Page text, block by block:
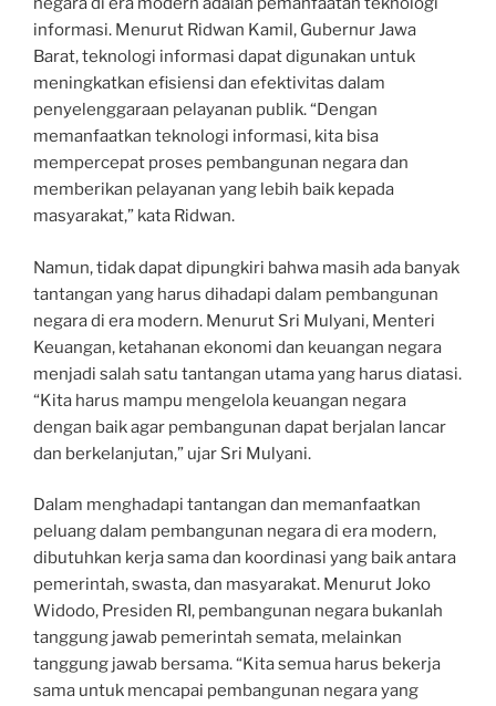
informasi. Menurut Ridwan Kamil, Gubernur Jawa
Barat, teknologi informasi dapat digunakan untuk
meningkatkan efisiensi dan efektivitas dalam
penyelenggaraan pelayanan publik. “Dengan
memanfaatkan teknologi informasi, kita bisa
mempercepat proses pembangunan negara dan
memberikan pelayanan yang lebih baik kepada
masyarakat,” kata Ridwan.
Namun, tidak dapat dipungkiri bahwa masih ada banyak
tantangan yang harus dihadapi dalam pembangunan
negara di era modern. Menurut Sri Mulyani, Menteri
Keuangan, ketahanan ekonomi dan keuangan negara
menjadi salah satu tantangan utama yang harus diatasi.
“Kita harus mampu mengelola keuangan negara
dengan baik agar pembangunan dapat berjalan lancar
dan berkelanjutan,” ujar Sri Mulyani.
Dalam menghadapi tantangan dan memanfaatkan
peluang dalam pembangunan negara di era modern,
dibutuhkan kerja sama dan koordinasi yang baik antara
pemerintah, swasta, dan masyarakat. Menurut Joko
Widodo, Presiden RI, pembangunan negara bukanlah
tanggung jawab pemerintah semata, melainkan
tanggung jawab bersama. “Kita semua harus bekerja
sama untuk mencapai pembangunan negara yang